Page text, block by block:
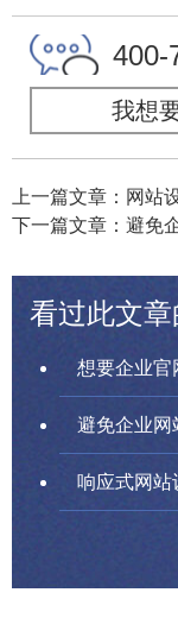
400-
我想
上一篇文章：网站
下一篇文章：避免
看过此文
想要企业官
避免企业网
响应式网站